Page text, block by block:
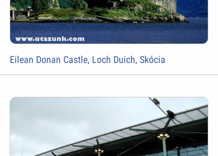
Eilean Donan Castle, Loch Duich, Skócia